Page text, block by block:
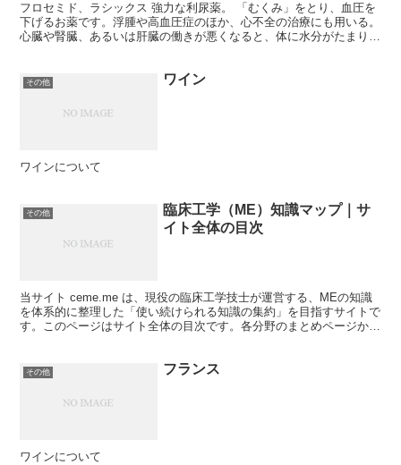
フロセミド、ラシックス 強力な利尿薬。 「むくみ」をとり、血圧を
下げるお薬です。浮腫や高血圧症のほか、心不全の治療にも用いる。
心臓や腎臓、あるいは肝臓の働きが悪くなると、体に水分がたまり浮
その他 ワイン
ワインについて
その他
臨床工学（ME）知識マップ｜サ
イト全体の目次
当サイト ceme.me は、現役の臨床工学技士が運営する、MEの知識
を体系的に整理した「使い続けられる知識の集約」を目指すサイトで
す。このページはサイト全体の目次です。各分野のまとめページから
その他 フランス
ワインについて